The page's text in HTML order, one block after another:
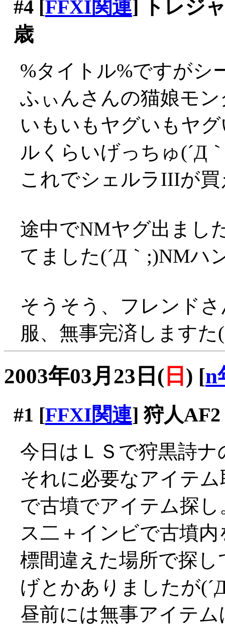
#4[FFXI関連] トレジ
歳
%タイトル%ですがシ
ふぃんさんの猫娘モ
いもいもヤグいもヤ
ルくらいげっちゅ(´Д
これでシェルラIIIが
途中でNMヤグ出まし
てました(´Д｀;)NMハ
そうそう、フレンド
服、無事完済します
2003年03月23日( 日 ) [n
#1 [FFXI関連] 狩人AF2
今日はＬＳで狩黒詩
それに必要なアイテ
で古墳でアイテム探し
ス二＋インビで古墳
標間違えた場所で探
げとかありましたが
昼前には無事アイテ